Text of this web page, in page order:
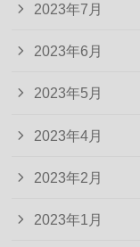
2023年7月
2023年6月
2023年5月
2023年4月
2023年2月
2023年1月